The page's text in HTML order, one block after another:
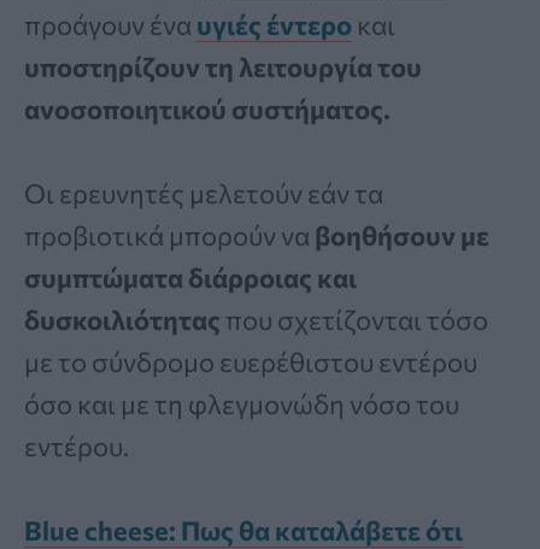
προάγουν ένα υγιές έντερο και
υποστηρίζουν τη λειτουργία του
ανοσοποιητικού συστήματος.
Οι ερευνητές μελετούν εάν τα
προβιοτικά μπορούν να βοηθήσουν με
συμπτώματα διάρροιας και
δυσκοιλιότητας που σχετίζονται τόσο
με το σύνδρομο ευερέθιστου εντέρου
όσο και με τη φλεγμονώδη νόσο του
εντέρου.
Blue cheese: Πως θα καταλάβετε ότι